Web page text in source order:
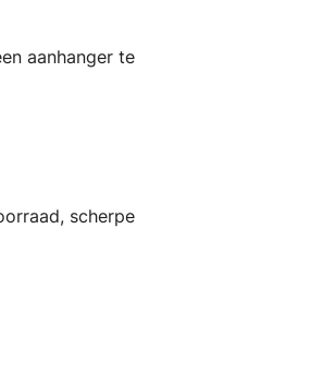
aanhanger te
scherpe